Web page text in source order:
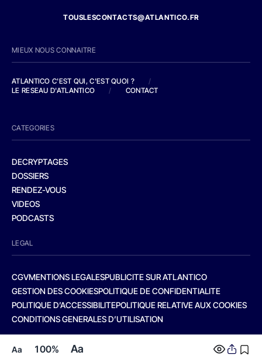
Aa 100% Aa
TOUSLESCONTACTS@ATLANTICO.FR
MIEUX NOUS CONNAITRE
ATLANTICO C'EST QUI, C'EST QUOI ?
/
LE RESEAU D'ATLANTICO
/ CONTACT
CATEGORIES
DECRYPTAGES
DOSSIERS
RENDEZ-VOUS
VIDEOS
PODCASTS
LEGAL
CGVMENTIONS LEGALESPUBLICITE SUR ATLANTICO
GESTION DES COOKIESPOLITIQUE DE CONFIDENTIALITE
POLITIQUE D’ACCESSIBILITEPOLITIQUE RELATIVE AUX COOKIES
CONDITIONS GENERALES D’UTILISATION